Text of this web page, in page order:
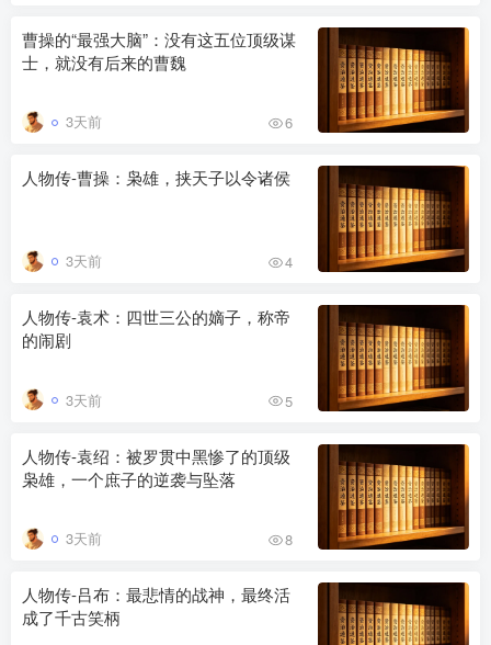
曹操的“最强大脑”：没有这五位顶级谋
士，就没有后来的曹魏
3天前 6
人物传-曹操：枭雄，挟天子以令诸侯
3天前 4
人物传-袁术：四世三公的嫡子，称帝
的闹剧
3天前 5
人物传-袁绍：被罗贯中黑惨了的顶级
枭雄，一个庶子的逆袭与坠落
3天前 8
人物传-吕布：最悲情的战神，最终活
成了千古笑柄